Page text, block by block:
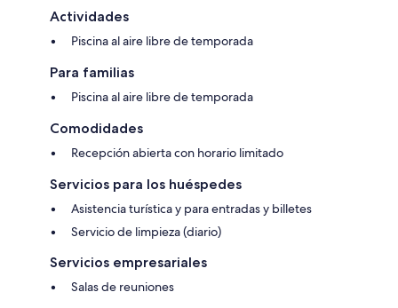
Actividades
Piscina al aire libre de temporada
Para familias
Piscina al aire libre de temporada
Comodidades
Recepción abierta con horario limitado
Servicios para los huéspedes
Asistencia turística y para entradas y billetes
Servicio de limpieza (diario)
Servicios empresariales
Salas de reuniones